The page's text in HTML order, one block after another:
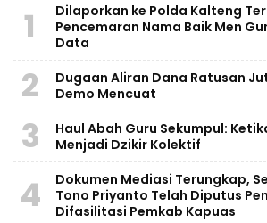
1
Dilaporkan ke Polda Kalteng
Pencemaran Nama Baik Men
Data
2
Dugaan Aliran Dana Ratusan
Demo Mencuat
3
Haul Abah Guru Sekumpul:
Menjadi Dzikir Kolektif
4
​Dokumen Mediasi Terungkap,
Tono Priyanto Telah Diputus
Difasilitasi Pemkab Kapuas